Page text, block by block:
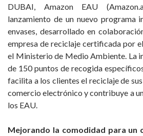
DUBAI, Amazon EAU
lanzamiento de un nuevo programa
envases, desarrollado en
empresa de reciclaje certificada por
el Ministerio de Medio Ambiente. La
de 150 puntos de recogida
facilita a los clientes el reciclaje de
comercio electrónico y contribuye a
los EAU.
Mejorando la comodidad para un